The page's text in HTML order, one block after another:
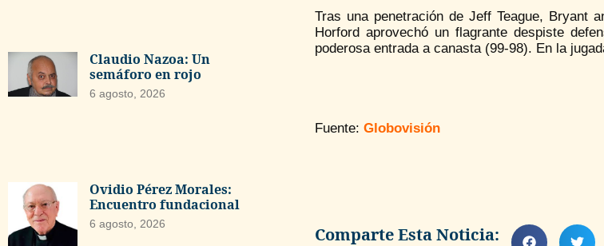
Claudio Nazoa: Un
semáforo en rojo
6 agosto, 2026
Ovidio Pérez Morales:
Encuentro fundacional
6 agosto, 2026
Tras una penetración de Jeff Teague, Bryant
Horford aprovechó un flagrante despiste
poderosa entrada a canasta (99-98). En la
Fuente: Globovisión
Comparte Esta Noticia: